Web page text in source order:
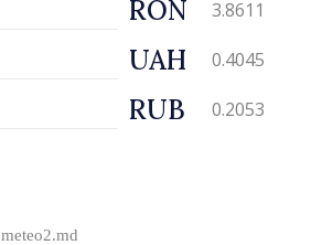
RON 3.8611
UAH 0.4045
RUB 0.2053
meteo2.md